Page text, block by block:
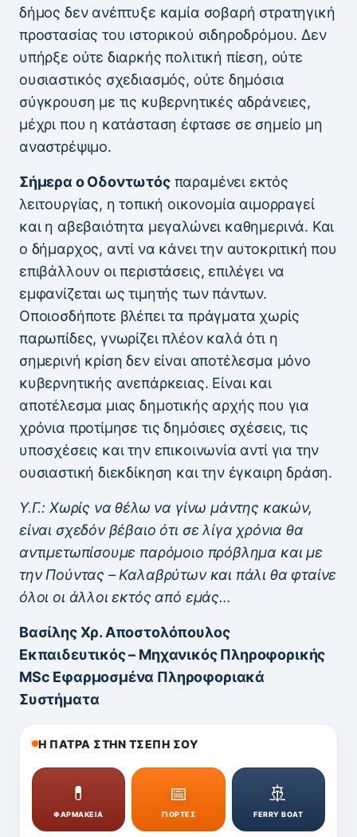
δήμος δεν ανέπτυξε καμία σοβαρή στρατηγική
προστασίας του ιστορικού σιδηροδρόμου. Δεν
υπήρξε ούτε διαρκής πολιτική πίεση, ούτε
ουσιαστικός σχεδιασμός, ούτε δημόσια
σύγκρουση με τις κυβερνητικές αδράνειες,
μέχρι που η κατάσταση έφτασε σε σημείο μη
αναστρέψιμο.
Σήμερα ο Οδοντωτόςπαραμένει εκτός
λειτουργίας, η τοπική οικονομία αιμορραγεί
και η αβεβαιότητα μεγαλώνει καθημερινά. Και
ο δήμαρχος, αντί να κάνει την αυτοκριτική που
επιβάλλουν οι περιστάσεις, επιλέγει να
εμφανίζεται ως τιμητής των πάντων.
Οποιοσδήποτε βλέπει τα πράγματα χωρίς
παρωπίδες, γνωρίζει πλέον καλά ότι η
σημερινή κρίση δεν είναι αποτέλεσμα μόνο
κυβερνητικής ανεπάρκειας. Είναι και
αποτέλεσμα μιας δημοτικής αρχής που για
χρόνια προτίμησε τις δημόσιες σχέσεις, τις
υποσχέσεις και την επικοινωνία αντί για την
ουσιαστική διεκδίκηση και την έγκαιρη δράση.
Υ.Γ.: Χωρίς να θέλω να γίνω μάντης κακών,
είναι σχεδόν βέβαιο ότι σε λίγα χρόνια θα
αντιμετωπίσουμε παρόμοιο πρόβλημα και με
την Πούντας – Καλαβρύτων και πάλι θα φταίνε
όλοι οι άλλοι εκτός από εμάς…
Βασίλης Χρ. Αποστολόπουλος
Εκπαιδευτικός – Μηχανικός Πληροφορικής
MSc Εφαρμοσμένα Πληροφοριακά
Συστήματα
Η ΠΑΤΡΑ ΣΤΗΝ ΤΣΕΠΗ ΣΟΥ
💊
ΦΑΡΜΑΚΕΙΑ
📅
ΓΙΟΡΤΕΣ
🚢
FERRY BOAT